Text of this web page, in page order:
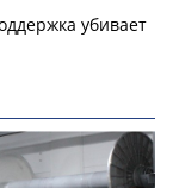
убивает